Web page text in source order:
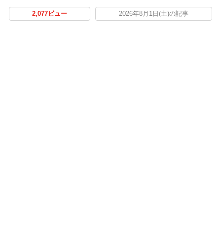
2,077ビュー 2026年8月1日(土)の記事